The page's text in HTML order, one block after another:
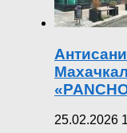
25.02.2026